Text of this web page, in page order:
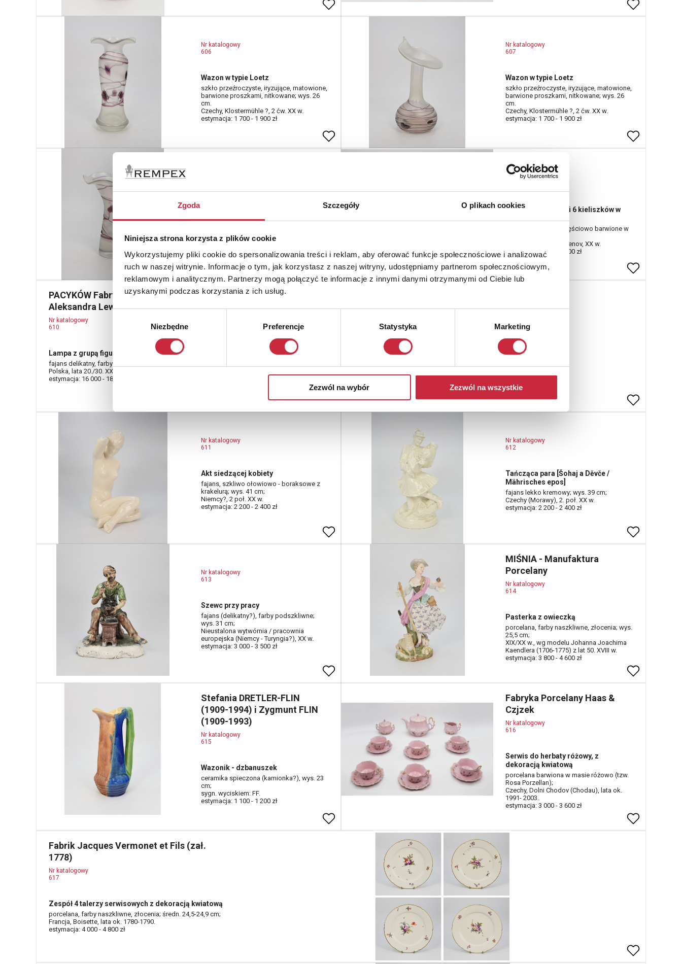
Zgoda Szczegóły O plikach cookies
Niniejsza strona korzysta z plików cookie
Wykorzystujemy pliki cookie do spersonalizowania treści i reklam, aby oferować funkcje społecznościowe i analizować
ruch w naszej witrynie. Informacje o tym, jak korzystasz z naszej witryny, udostępniamy partnerom społecznościowym,
reklamowym i analitycznym. Partnerzy mogą połączyć te informacje z innymi danymi otrzymanymi od Ciebie lub
uzyskanymi podczas korzystania z ich usług.
Niezbędne Preferencje Statystyka Marketing
Zezwól na wybór Zezwól na wszystkie
Nr katalogowy
606
Wazon w typie Loetz
szkło przeźroczyste, iryzujące, matowione,
barwione proszkami, nitkowane; wys. 26
cm.
Czechy, Klostermühle ?, 2 ćw. XX w.
estymacja: 1 700 - 1 900 zł
Nr katalogowy
607
Wazon w typie Loetz
szkło przeźroczyste, iryzujące, matowione,
barwione proszkami, nitkowane; wys. 26
cm.
Czechy, Klostermühle ?, 2 ćw. XX w.
estymacja: 1 700 - 1 900 zł
szkło przeźroczyste, iryzujące, matowione,
cm.
Czechy, Klostermühle ?, 2 ćw. XX w.
estymacja: 1 300 - 1 500 zł
Nr katalogowy
Karafka z korkiem i 6 kieliszków w
szkło warstwowe, częściowo barwione w
Czechy, Kamienicky Senov, XX w.
estymacja: 1 600 - 1 900 zł
PACYKÓW Fabryka Fajansu i Terrakoty
Aleksandra Lewickiego
Nr katalogowy
610
Lampa z grupą figuralną - Arlekin i Colombina
fajans delikatny, farby ceramiczne (podszkliwne);
Polska, lata 20./30. XX w.
estymacja: 16 000 - 18 000 zł
Nr katalogowy
611
Akt siedzącej kobiety
fajans, szkliwo ołowiowo - boraksowe z
krakelurą; wys. 41 cm;
Niemcy?, 2 poł. XX w.
estymacja: 2 200 - 2 400 zł
Nr katalogowy
612
Tańcząca para [Šohaj a Děvče /
Mährisches epos]
fajans lekko kremowy; wys. 39 cm;
Czechy (Morawy), 2. poł. XX w.
estymacja: 2 200 - 2 400 zł
Nr katalogowy
613
Szewc przy pracy
fajans (delikatny?), farby podszkliwne;
wys. 31 cm;
Nieustalona wytwórnia / pracownia
europejska (Niemcy - Turyngia?), XX w.
estymacja: 3 000 - 3 500 zł
MIŚNIA - Manufaktura
Porcelany
Nr katalogowy
614
Pasterka z owieczką
porcelana, farby naszkliwne, złocenia; wys.
25,5 cm;
XIX/XX w., wg modelu Johanna Joachima
Kaendlera (1706-1775) z lat 50. XVIII w.
estymacja: 3 800 - 4 600 zł
Stefania DRETLER-FLIN
(1909-1994) i Zygmunt FLIN
(1909-1993)
Nr katalogowy
615
Wazonik - dzbanuszek
ceramika spieczona (kamionka?), wys. 23
cm;
sygn. wyciskiem: FF.
estymacja: 1 100 - 1 200 zł
Fabryka Porcelany Haas &
Czjzek
Nr katalogowy
616
Serwis do herbaty różowy, z
dekoracją kwiatową
porcelana barwiona w masie różowo (tzw.
Rosa Porzellan);
Czechy, Dolni Chodov (Chodau), lata ok.
1991- 2003.
estymacja: 3 000 - 3 600 zł
Fabrik Jacques Vermonet et Fils (zał.
1778)
Nr katalogowy
617
Zespół 4 talerzy serwisowych z dekoracją kwiatową
porcelana, farby naszkliwne, złocenia; średn. 24,5-24,9 cm;
Francja, Boisette, lata ok. 1780-1790.
estymacja: 4 000 - 4 800 zł